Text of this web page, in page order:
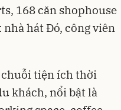
168 căn shophouse
hát Đó, công viên
tiện ích thời
khách, nổi bật là